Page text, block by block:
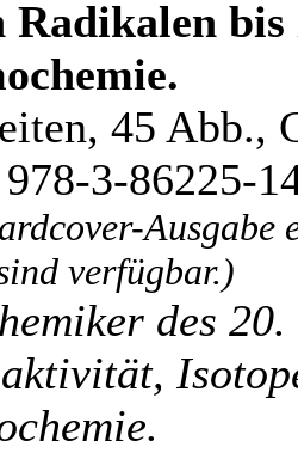
Radikalen
45 Abb.,
3-86225-
Ausgabe
verfügbar.)
des